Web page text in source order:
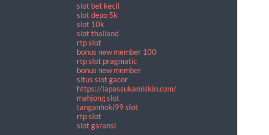
slot bet kecil
slot depo 5k
slot 10k
slot thailand
rtp slot
bonus new member 100
rtp slot pragmatic
bonus new member
situs slot gacor
https://lapassukamiskin.com/
mahjong slot
tanganhoki99 slot
rtp slot
slot garansi